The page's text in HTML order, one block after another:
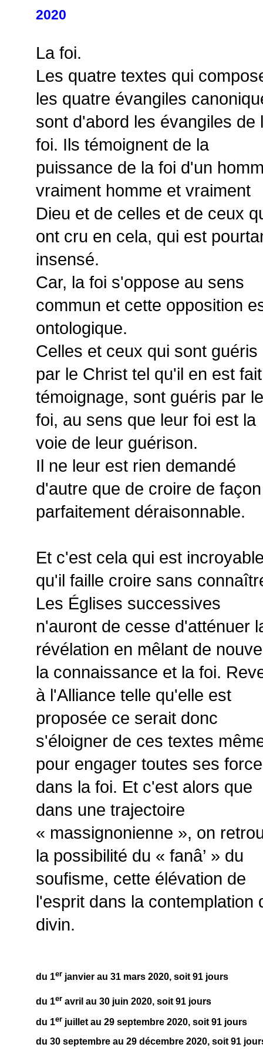
2020
La foi.
Les quatre textes qui
les quatre évangiles
sont d'abord les évangiles de
foi. Ils témoignent de la
puissance de la foi d'un
vraiment homme et vraiment
Dieu et de celles et de ceux
ont cru en cela, qui est
insensé.
Car, la foi s'oppose au sens
commun et cette opposition
ontologique.
Celles et ceux qui sont guéris
par le Christ tel qu'il en est fait
témoignage, sont guéris par
foi, au sens que leur foi est la
voie de leur guérison.
Il ne leur est rien demandé
d'autre que de croire de façon
parfaitement déraisonnable.
Et c'est cela qui est
qu'il faille croire sans
Les Églises successives
n'auront de cesse d'atténuer
révélation en mêlant de
la connaissance et la foi.
à l'Alliance telle qu'elle est
proposée ce serait donc
s'éloigner de ces textes
pour engager toutes ses
dans la foi. Et c'est alors que
dans une trajectoire
« massignonienne », on
la possibilité du « fanâ’ » du
soufisme, cette élévation de
l'esprit dans la contemplation
divin.
du 1erjanvier au 31 mars 2020, soit 91 jours
du 1eravril au 30 juin 2020, soit 91 jours
du 1erjuillet au 29 septembre 2020, soit 91 jours
du 30 septembre au 29 décembre 2020, soit 91